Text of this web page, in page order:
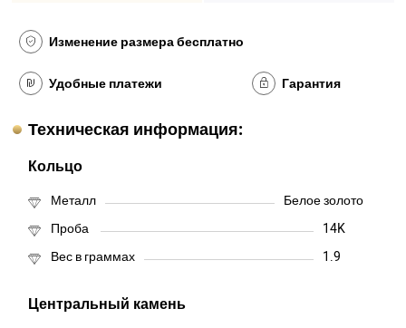
Изменение размера бесплатно
Удобные платежи Гарантия
Техническая информация:
Кольцо
Металл
Белое золото
Проба
14K
Вес в граммах
1.9
Центральный камень